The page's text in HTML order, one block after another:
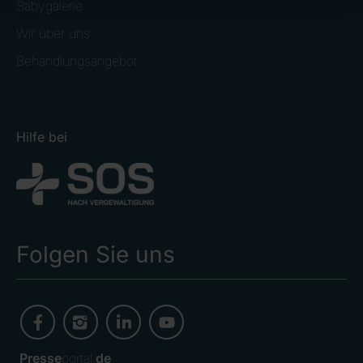
Babygalerie
Wir über uns
Behandlungsangebot
Hilfe bei
Folgen Sie uns
Presseportal. de